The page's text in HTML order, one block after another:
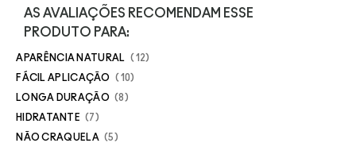
AS AVALIAÇÕES RECOMENDAM ESSE
PRODUTO PARA:
APARÊNCIA NATURAL 12
FÁCIL APLICAÇÃO 10
LONGA DURAÇÃO 8
HIDRATANTE 7
NÃO CRAQUELA 5